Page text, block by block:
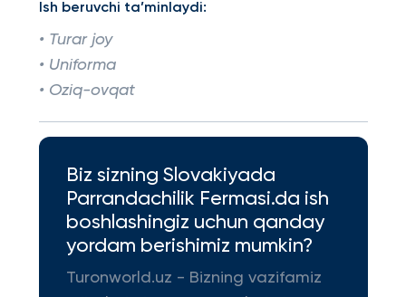
Ish beruvchi ta’minlaydi:
• Turar joy
• Uniforma
• Oziq-ovqat
Biz sizning Slovakiyada
Parrandachilik Fermasi.da ish
boshlashingiz uchun qanday
yordam berishimiz mumkin?
Turonworld.uz - Bizning vazifamiz